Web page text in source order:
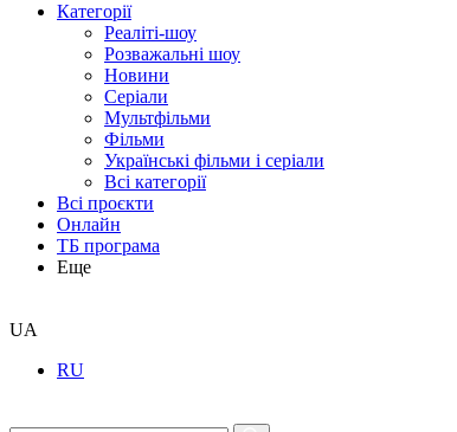
Категорії
Реаліті-шоу
Розважальні шоу
Новини
Серіали
Мультфільми
Фільми
Українські фільми і серіали
Всі категорії
Всі проєкти
Онлайн
ТБ програма
Еще
UA
RU